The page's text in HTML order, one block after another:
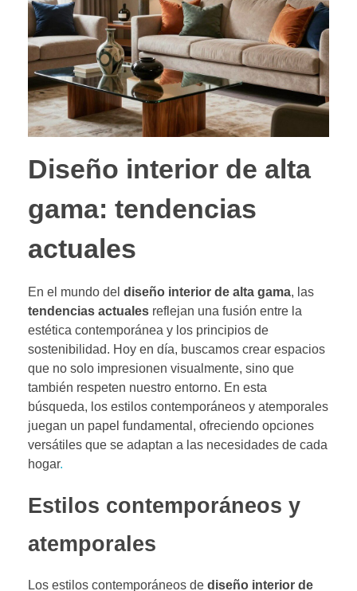
Diseño interior de alta
gama: tendencias
actuales
En el mundo del diseño interior de alta gama, las
tendencias actuales reflejan una fusión entre la
estética contemporánea y los principios de
sostenibilidad. Hoy en día, buscamos crear espacios
que no solo impresionen visualmente, sino que
también respeten nuestro entorno. En esta
búsqueda, los estilos contemporáneos y atemporales
juegan un papel fundamental, ofreciendo opciones
versátiles que se adaptan a las necesidades de cada
hogar.
Estilos contemporáneos y
atemporales
Los estilos contemporáneos de diseño interior de